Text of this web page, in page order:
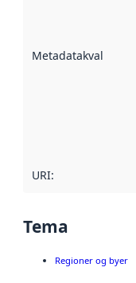
Metadatakvalitet
URI:
Tema
Regioner og byer